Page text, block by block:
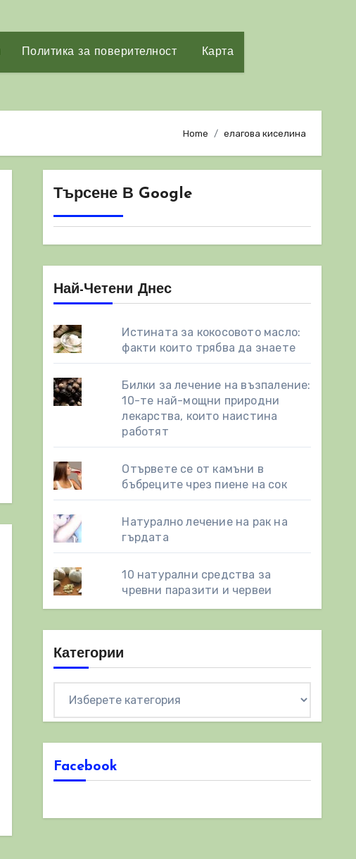
Политика за поверителност Карта
Home елагова киселина
Търсене В Google
Най-Четени Днес
Истината за кокосовото масло:
факти които трябва да знаете
Билки за лечение на възпаление:
10-те най-мощни природни
лекарства, които наистина
работят
Отървете се от камъни в
бъбреците чрез пиене на сок
Натурално лечение на рак на
гърдата
10 натурални средства за
чревни паразити и червеи
Категории
Facebook